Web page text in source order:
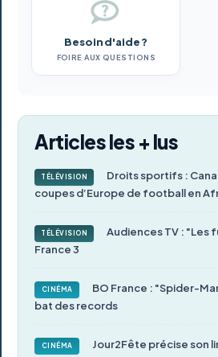
Besoin d'aide ?
FOIRE AUX QUESTIONS
Articles les + lus
TÉLÉVISION
Droits sportifs :
coupes d’Europe de football en
TÉLÉVISION
Audiences TV : "Les
France 3
CINÉMA
BO France : "Spider-
bat des records
CINÉMA Jour2Fête précise son